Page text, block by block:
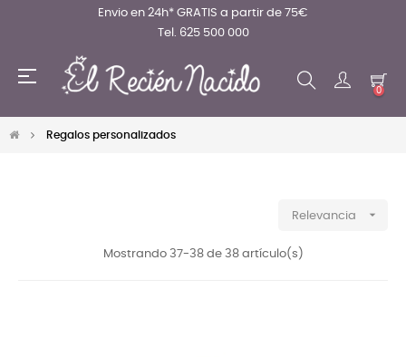
Envio en 24h* GRATIS a partir de 75€
Tel. 625 500 000
Navegación
☰
0
Regalos personalizados
Relevancia 
Mostrando 37-38 de 38 artículo(s)